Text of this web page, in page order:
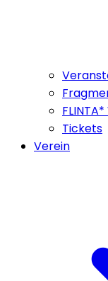
Tickets
Verein